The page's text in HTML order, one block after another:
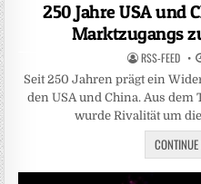
250 Jahre USA und
Marktzugangs
RSS-FEED
Seit 250 Jahren prägt ein
den USA und China. Aus
wurde Rivalität um